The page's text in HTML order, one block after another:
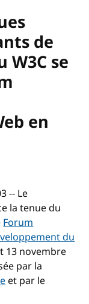
de
se
en
-- Le
la tenue du
Forum
du
13 novembre
par la
et par le